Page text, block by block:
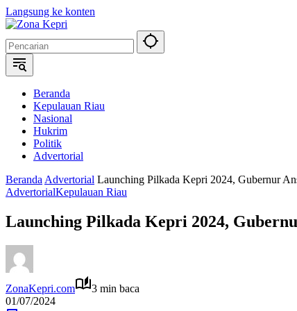
Langsung ke konten
Beranda
Kepulauan Riau
Nasional
Hukrim
Politik
Advertorial
Beranda Advertorial Launching Pilkada Kepri 2024, Gubernur
AdvertorialKepulauan Riau
Launching Pilkada Kepri 2024,
ZonaKepri.com
3 min baca
01/07/2024